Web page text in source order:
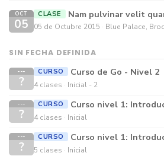
OCT
05
CLASE Nam pulvinar velit
05 de Octubre 2015 Blue Palace,
SIN FECHA DEFINIDA
---
?
CURSO Curso de Go - Nivel 2
4 clases Inicial - 2
---
?
CURSO Curso nivel 1:
4 clases Inicial
---
?
CURSO Curso nivel 1:
5 clases Inicial